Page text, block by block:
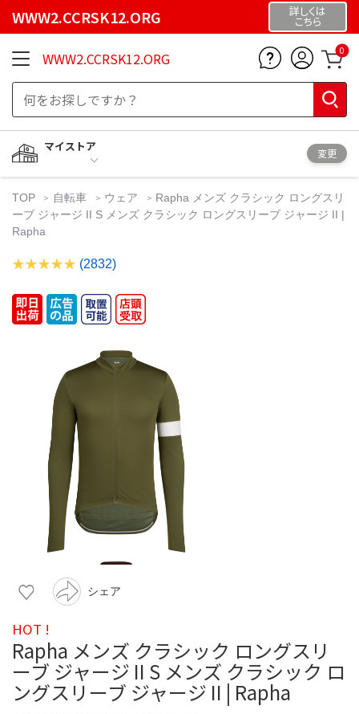
WWW2.CCRSK12.ORG 詳しくは
こちら
WWW2.CCRSK12.ORG 0
マイストア
変更
TOP 自転車 ウェア
Rapha メンズ クラシック ロングスリ
ーブ ジャージ II S メンズ クラシック ロングスリーブ ジャージ II |
Rapha
(2832)
シェア
HOT !
Rapha メンズ クラシック ロングスリ
ーブ ジャージ II S メンズ クラシック ロ
ングスリーブ ジャージ II | Rapha